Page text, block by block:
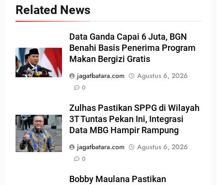
Related News
Data Ganda Capai 6 Juta, BGN
Benahi Basis Penerima Program
Makan Bergizi Gratis
jagatbatara.com
Agustus 6, 2026
0
Zulhas Pastikan SPPG di Wilayah
3T Tuntas Pekan Ini, Integrasi
Data MBG Hampir Rampung
jagatbatara.com
Agustus 6, 2026
0
Bobby Maulana Pastikan